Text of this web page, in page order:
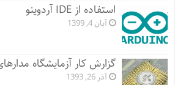
استفاده از IDE آردوینو
آبان 4, 1399
گزارش کار آزمایشگاه
آذر 26, 1393